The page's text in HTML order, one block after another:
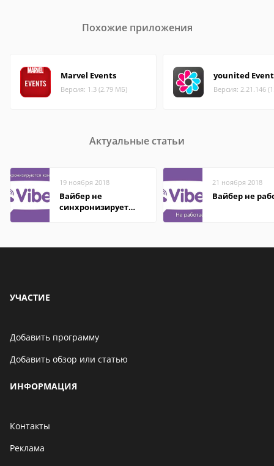
Похожие приложения
Marvel Events
Версия: 1.3 (2.79 МБ)
younited
Версия: 2.21.146
Актуальные статьи
19 ноября 2018
Вайбер не
синхронизирует
21 ноября 2018
Вайбер не
УЧАСТИЕ
Добавить программу
Добавить обзор или статью
ИНФОРМАЦИЯ
Контакты
Реклама